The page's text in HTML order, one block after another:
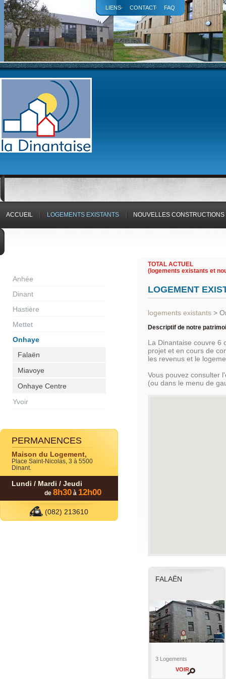
LIENS CONTACT FAQ
ACCUEIL LOGEMENTS EXISTANTS NOUVELLES CONSTRUCTIONS
Anhée
Dinant
Hastière
Mettet
Onhaye
Falaën
Miavoye
Onhaye Centre
Yvoir
PERMANENCES
Maison du Logement,
Place Saint-Nicolas, 3 à 5500
Dinant.
Lundi / Mardi / Jeudi
de 8h30 à 12h00
(082) 213610
TOTAL ACTUEL
(logements existants et
LOGEMENT
logements existants >
Descriptif de notre
La Dinantaise couvre 6
projet et en cours de
les revenus et le
Vous pouvez consulter
(ou dans le menu de
FALAËN
3 Logements
VOIR